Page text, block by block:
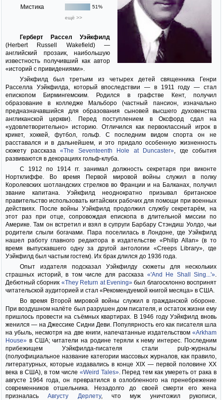
Мистика
51%
ещё >>
Герберт Рассел Уэйкфилд
(Herbert Russell Wakefield) —
английский прозаик, наибольшую
известность получивший как автор
«историй с привидениями».
Уэйкфилд был третьим из четырех детей священника Генри
Расселла Уэйкфилда, который впоследствии — в 1911 году — стал
епископом Бирмингемским. Родился в графстве Кент, получил
образование в колледже Мальборо (частный пансион, изначально
предназначавшийся для образования сыновей высшего духовенства
англиканской церкви). Перед поступлением в Оксфорд сдал на
«удовлетворительно» историю. Отличился как первоклассный игрок в
крикет, хоккей, футбол, гольф. С последним видом спорта он не
расставался и в дальнейшем, и это придало особенную жизненность
сюжету рассказа «The Seventeenth Hole at Duncaster», где события
развиваются в декорациях гольф-клуба.
С 1912 по 1914 гг. занимал должность секретаря при виконте
Нортклиффе. Во время Первой мировой войны служил в полку
Королевских шотландских стрелков во Франции и на Балканах, получил
звание капитана. Уэйкфилд неоднократно призывал британское
правительство использовать китайских рабочих для помощи при военных
действиях. После войны Уэйкфилд продолжил службу секретарём, на
этот раз при отце, сопровождая епископа в длительной миссии по
Америке. Там он встретил и взял в супруги Барбару Стэндиш Уолдо, чьи
родители слыли богачами. Пара поселилась в Лондоне, где Уэйкфилд
нашел работу главного редактора в издательстве «Philip Allan» (в то
время выпускавшего одну за другой антологии «Creeps Library», где
Уэйкфилд был частым гостем). Их брак длился до 1936 года.
Опыт издателя подсказал Уэйкфилду сюжеты для нескольких
страшных историй, в том числе для рассказа «'And He Shall Sing...'».
Дебютный сборник «They Return at Evening»был благосклонно воспринят
читательской аудиторией и стал «Рекомендуемой книгой месяца» в США.
Во время Второй мировой войны служил в гражданской обороне.
При воздушном налёте был разрушен дом писателя, и остаток жизни ему
пришлось провести на съёмных квартирах. В 1946 году Уэйкфилд вновь
женился — на Джессике Сидни Деви. Популярность его как писателя шла
на убыль, несмотря на две книги, напечатанные издательством «Arkham
House» в США; читатели на родине теряли к нему интерес. Последним
прибежищем Уэйкфилда-писателя стали pulp-журналы
(полуофициальное название категории массовых журналов, как правило,
литературных, которые издавались в конце XIX — первой половине XX
века в США), в том числе «Weird Tales». Перед тем как умереть от рака в
августе 1964 года, он превратился в озлобленного на пренебрежение
современников отшельника. Незадолго до своей смерти его жена
призналасьАвгусту Дерлету, что муж уничтожил рукописи,